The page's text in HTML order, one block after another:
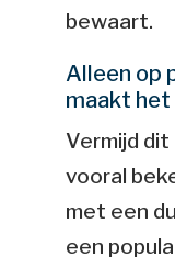
bewaart.
Alleen op
maakt
Vermijd dit
vooral
met een
een